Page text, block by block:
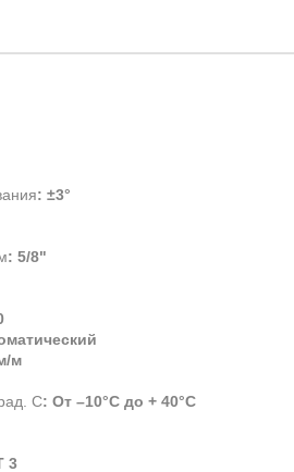
: ±3°
: 5/8"
м
С: От –10°С до + 40°С
3